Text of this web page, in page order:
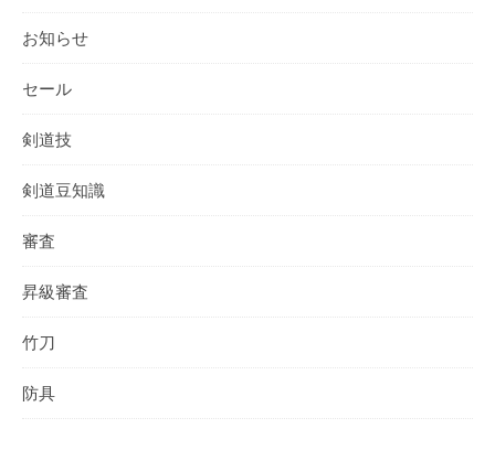
お知らせ
セール
剣道技
剣道豆知識
審査
昇級審査
竹刀
防具